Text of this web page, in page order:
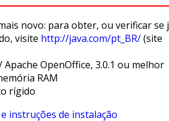
novo: para obter, ou verificar se
visite http://java.com/pt_BR/(site
Apache OpenOffice, 3.0.1 ou melhor
RAM
rígido
instruções de instalação